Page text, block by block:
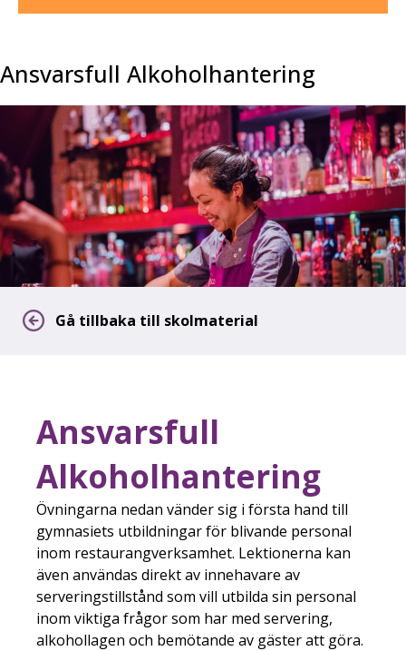
Ansvarsfull Alkoholhantering
Gå tillbaka till skolmaterial
Ansvarsfull
Alkoholhantering
Övningarna nedan vänder sig i första hand till
gymnasiets utbildningar för blivande personal
inom restaurangverksamhet. Lektionerna kan
även användas direkt av innehavare av
serveringstillstånd som vill utbilda sin personal
inom viktiga frågor som har med servering,
alkohollagen och bemötande av gäster att göra.